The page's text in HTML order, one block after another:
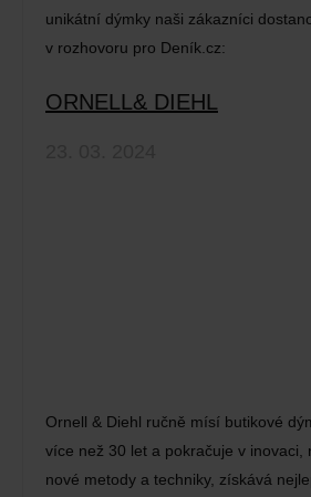
unikátní dýmky naši zákazníci
v rozhovoru pro Deník.cz:
ORNELL& DIEHL
Ornell & Diehl ručně mísí butikové
více než 30 let a pokračuje v inovaci,
nové metody a techniky, získává